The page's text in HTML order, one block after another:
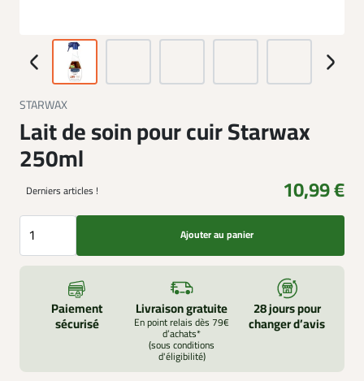
STARWAX
Lait de soin pour cuir Starwax
250ml
Derniers articles ! 10,99 €
Ajouter au panier
Paiement
sécurisé
Livraison gratuite
En point relais dès 79€
d’achats*
(sous conditions
d'éligibilité)
28 jours pour
changer d’avis